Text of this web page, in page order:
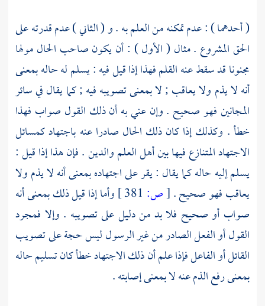
( أحدهما ) : عدم تمكنه من العلم به . و ( الثاني ) عدم قدرته على
الحق المشروع . مثال ( الأول ) : أن يكون صاحب الحال مولها
مجنونا قد سقط عنه القلم فهذا إذا قيل فيه : يسلم له حاله بمعنى
أنه لا يذم ولا يعاقب ; لا بمعنى تصويبه فيه ; كما يقال في سائر
المجانين فهو صحيح . وإن عني به أن ذلك القول صواب فهذا
خطأ . وكذلك إذا كان ذلك الحال صادرا عنه باجتهاد كمسائل
الاجتهاد المتنازع فيها بين أهل العلم والدين . فإن هذا إذا قيل :
يسلم إليه حاله كما يقال : يقر على اجتهاده بمعنى أنه لا يذم ولا
يعاقب فهو صحيح .[ص:
وأما إذا قيل ذلك بمعنى أنه
صواب أو صحيح فلا بد من دليل على تصويبه . وإلا فمجرد
القول أو الفعل الصادر من غير الرسول ليس حجة على تصويب
القائل أو الفاعل فإذا علم أن ذلك الاجتهاد خطأ كان تسليم حاله
بمعنى رفع الذم عنه لا بمعنى إصابته .